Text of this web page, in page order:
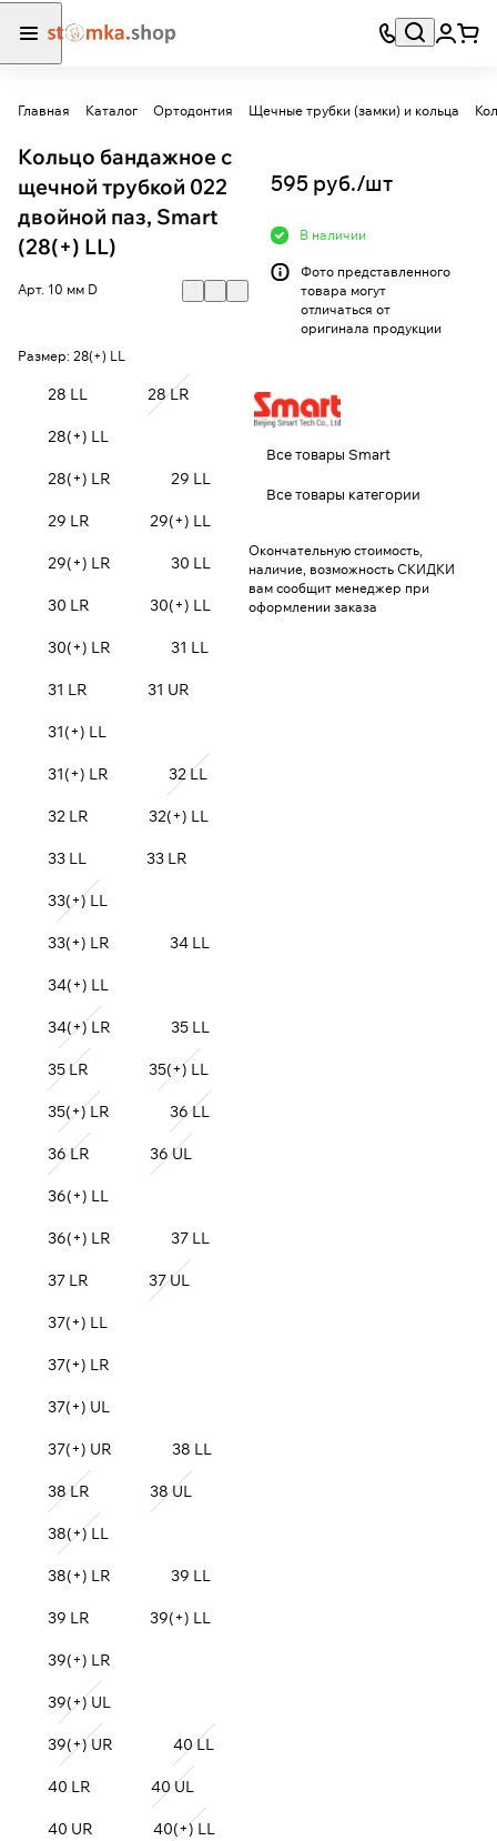
Главная Каталог Ортодонтия Щечные трубки (замки) и кольца
Кольцо бандажное с
щечной трубкой 022
двойной паз, Smart
(28(+) LL)
Арт. 10 мм D
Размер: 28(+) LL
28 LL 28 LR
28(+) LL
28(+) LR 29 LL
29 LR 29(+) LL
29(+) LR 30 LL
30 LR 30(+) LL
30(+) LR 31 LL
31 LR 31 UR
31(+) LL
31(+) LR 32 LL
32 LR 32(+) LL
33 LL 33 LR
33(+) LL
33(+) LR 34 LL
34(+) LL
34(+) LR 35 LL
35 LR 35(+) LL
35(+) LR 36 LL
36 LR 36 UL
36(+) LL
36(+) LR 37 LL
37 LR 37 UL
37(+) LL
37(+) LR
37(+) UL
37(+) UR 38 LL
38 LR 38 UL
38(+) LL
38(+) LR 39 LL
39 LR 39(+) LL
39(+) LR
39(+) UL
39(+) UR 40 LL
40 LR 40 UL
40 UR 40(+) LL
595 руб./шт
В наличии
Фото представленного
товара могут
отличаться от
оригинала продукции
Все товары Smart
Все товары категории
Окончательную стоимость,
наличие, возможность СКИДКИ
вам сообщит менеджер при
оформлении заказа